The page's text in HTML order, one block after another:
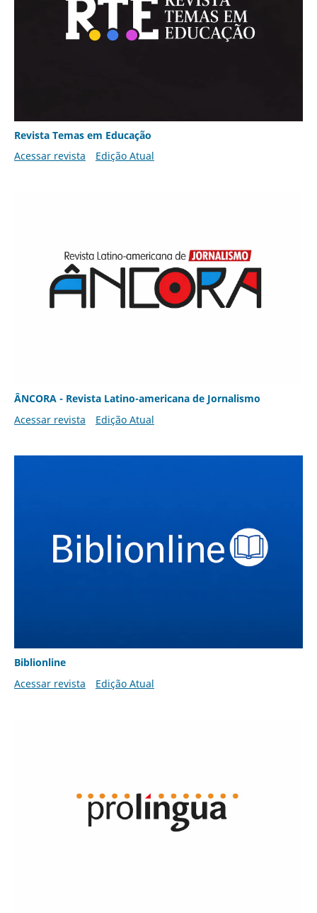
Revista Temas em Educação
Acessar revista
Edição Atual
ÂNCORA - Revista Latino-americana de Jornalismo
Acessar revista
Edição Atual
Biblionline
Acessar revista
Edição Atual